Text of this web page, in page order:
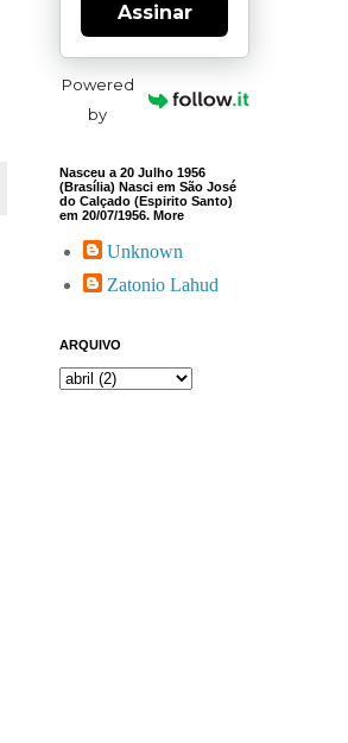
Assinar
Powered
by
Nasceu a 20 Julho 1956
(Brasília) Nasci em São José
do Calçado (Espirito Santo)
em 20/07/1956. More
Unknown
Zatonio Lahud
ARQUIVO